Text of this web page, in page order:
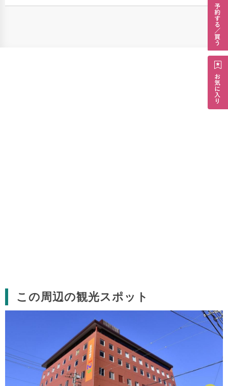
この周辺の観光スポット